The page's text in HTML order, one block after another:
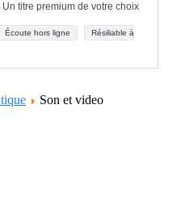
titre premium de votre choix
Écoute hors ligne
Résiliable à
Son et video